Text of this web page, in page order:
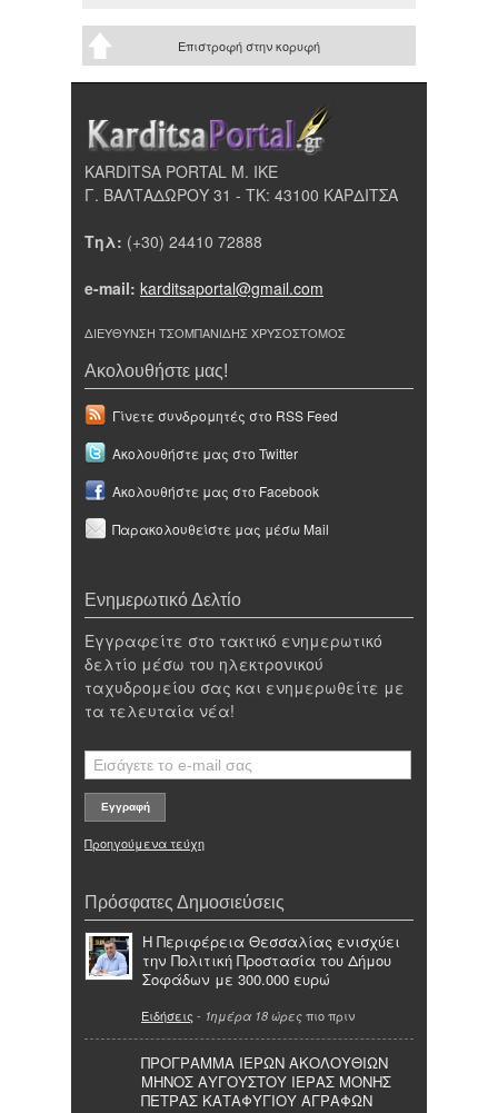
Επιστροφή στην κορυφή
KARDITSA PORTAL Μ. ΙΚΕ
Γ. ΒΑΛΤΑΔΩΡΟΥ 31 - ΤΚ: 43100 ΚΑΡΔΙΤΣΑ
Τηλ: (+30) 24410 72888
e-mail: karditsaportal@gmail.com
ΔΙΕΥΘΥΝΣΗ ΤΣΟΜΠΑΝΙΔΗΣ ΧΡΥΣΟΣΤΟΜΟΣ
Ακολουθήστε μας!
Γίνετε συνδρομητές στο RSS Feed
Ακολουθήστε μας στο Twitter
Ακολουθήστε μας στο Facebook
Παρακολουθείστε μας μέσω Mail
Ενημερωτικό Δελτίο
Εγγραφείτε στο τακτικό ενημερωτικό
δελτίο μέσω του ηλεκτρονικού
ταχυδρομείου σας και ενημερωθείτε με
τα τελευταία νέα!
Προηγούμενα τεύχη
Πρόσφατες Δημοσιεύσεις
Η Περιφέρεια Θεσσαλίας ενισχύει
την Πολιτική Προστασία του Δήμου
Σοφάδων με 300.000 ευρώ
Ειδήσεις - 1ημέρα 18 ώρες πιο πριν
ΠΡΟΓΡΑΜΜΑ ΙΕΡΩΝ ΑΚΟΛΟΥΘΙΩΝ
ΜΗΝΟΣ ΑΥΓΟΥΣΤΟΥ ΙΕΡΑΣ ΜΟΝΗΣ
ΠΕΤΡΑΣ ΚΑΤΑΦΥΓΙΟΥ ΑΓΡΑΦΩΝ